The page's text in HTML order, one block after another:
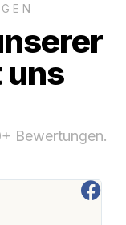
uns
Bewertungen.